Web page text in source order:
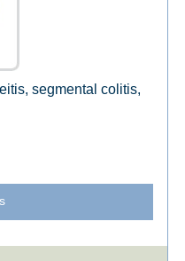
segmental colitis,